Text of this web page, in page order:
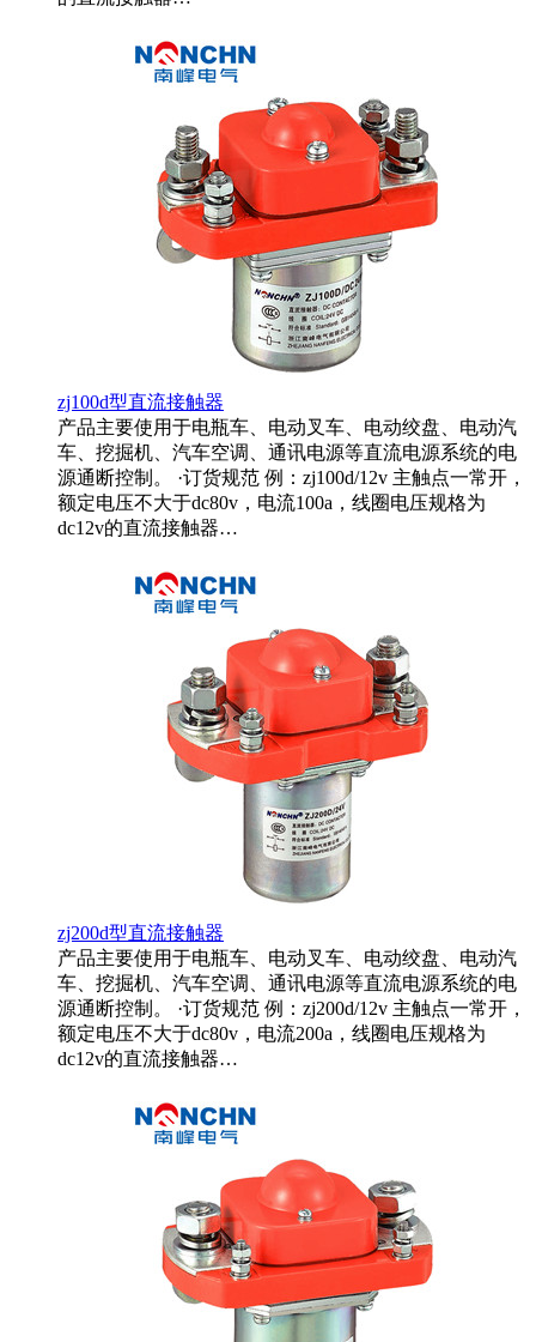
zj100d型直流接触器
产品主要使用于电瓶车、电动叉车、电动绞盘、电动汽
车、挖掘机、汽车空调、通讯电源等直流电源系统的电
源通断控制。 ·订货规范 例：zj100d/12v 主触点一常开，
额定电压不大于dc80v，电流100a，线圈电压规格为
dc12v的直流接触器…
zj200d型直流接触器
产品主要使用于电瓶车、电动叉车、电动绞盘、电动汽
车、挖掘机、汽车空调、通讯电源等直流电源系统的电
源通断控制。 ·订货规范 例：zj200d/12v 主触点一常开，
额定电压不大于dc80v，电流200a，线圈电压规格为
dc12v的直流接触器…